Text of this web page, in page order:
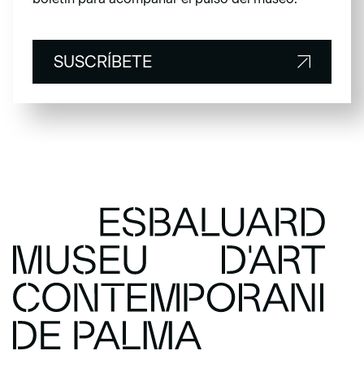
SUSCRÍBETE
SUSCRÍBETE